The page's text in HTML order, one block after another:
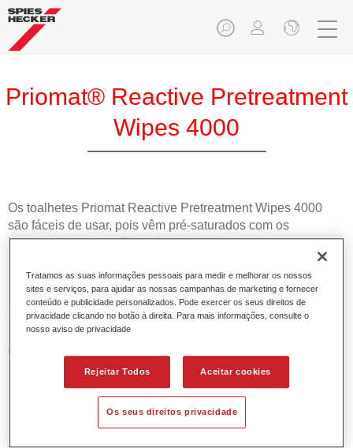
Priomat® Reactive Pretreatment
Wipes 4000
Os toalhetes Priomat Reactive Pretreatment Wipes 4000
são fáceis de usar, pois vêm pré-saturados com os
ingredientes ativos. Eles são projectados para tornar os
processos de pré-tratamento da superfície metálica muito
rápidos. Eles promovem a aderência e ajudam a melhorar a
resistência à corrosão, para o processo de pintura
subsequente.
Características do produto
Aplicação rápida e fácil para o pré-tratamento de
superfícies metálicas nuas.
Tratamos as suas informações pessoais para medir e melhorar os nossos
sites e serviços, para ajudar as nossas campanhas de marketing e fornecer
conteúdo e publicidade personalizados. Pode exercer os seus direitos de
privacidade clicando no botão à direita. Para mais informações, consulte o
nosso aviso de privacidade
Rejeitar Todos Aceitar cookies
Os seus direitos privacidade